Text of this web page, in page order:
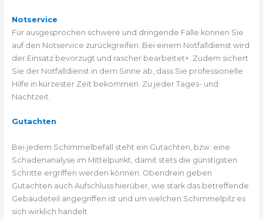
Notservice
Für ausgesprochen schwere und dringende Fälle können Sie
auf den Notservice zurückgreifen. Bei einem Notfalldienst wird
der Einsatz bevorzugt und rascher bearbeitet+. Zudem sichert
Sie der Notfalldienst in dem Sinne ab, dass Sie professionelle
Hilfe in kürzester Zeit bekommen. Zu jeder Tages- und
Nachtzeit.
Gutachten
Bei jedem Schimmelbefall steht ein Gutachten, bzw. eine
Schadenanalyse im Mittelpunkt, damit stets die günstigsten
Schritte ergriffen werden können. Obendrein geben
Gutachten auch Aufschluss hierüber, wie stark das betreffende
Gebäudeteil angegriffen ist und um welchen Schimmelpilz es
sich wirklich handelt.